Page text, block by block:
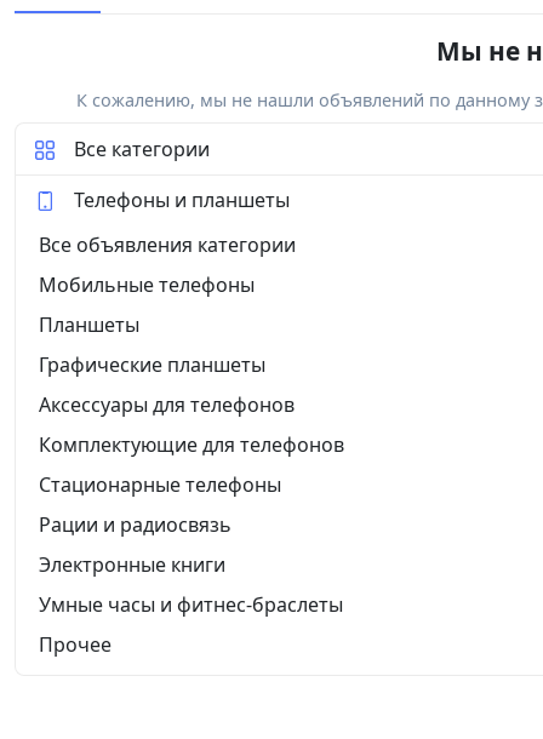
Мы не
К сожалению, мы не нашли объявлений по данному
Все категории
Телефоны и планшеты
Все объявления категории
Мобильные телефоны
Планшеты
Графические планшеты
Аксессуары для телефонов
Комплектующие для телефонов
Стационарные телефоны
Рации и радиосвязь
Электронные книги
Умные часы и фитнес-браслеты
Прочее